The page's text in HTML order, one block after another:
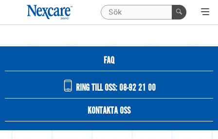
FAQ
RING TILL OSS: 08-92 21 00
KONTAKTA OSS